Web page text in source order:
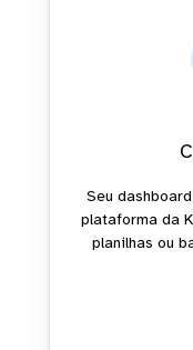
Seu
plataforma da
planilhas ou